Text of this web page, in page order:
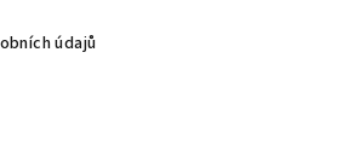
údajů